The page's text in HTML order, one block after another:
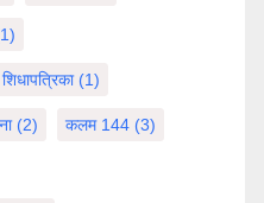
(1)
(2) कलम 144 (3)